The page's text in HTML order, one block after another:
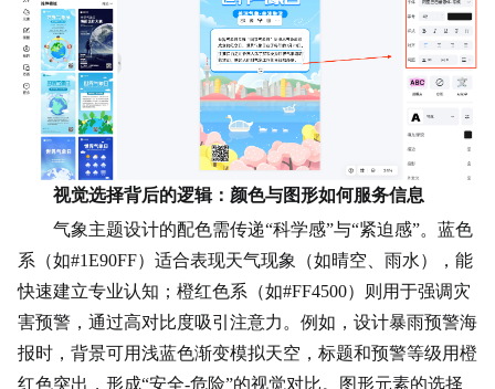
视觉选择背后的逻辑：颜色与图形如何服务信息
气象主题设计的配色需传递“科学感”与“紧迫感”。蓝色
系（如#1E90FF）适合表现天气现象（如晴空、雨水），能
快速建立专业认知；橙红色系（如#FF4500）则用于强调灾
害预警，通过高对比度吸引注意力。例如，设计暴雨预警海
报时，背景可用浅蓝色渐变模拟天空，标题和预警等级用橙
红色突出，形成“安全-危险”的视觉对比。图形元素的选择